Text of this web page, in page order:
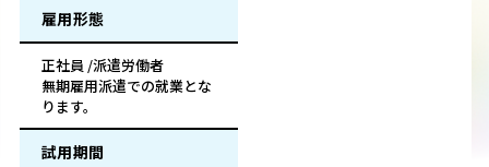
雇用形態
正社員 /派遣労働者
無期雇用派遣での就業とな
ります。
試用期間